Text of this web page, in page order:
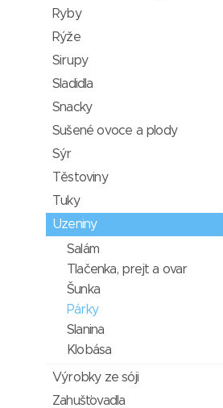
Ryby
Rýže
Sirupy
Sladidla
Snacky
Sušené ovoce a plody
Sýr
Těstoviny
Tuky
Uzeniny
Salám
Tlačenka, prejt a ovar
Šunka
Párky
Slanina
Klobása
Výrobky ze sóji
Zahušťovadla